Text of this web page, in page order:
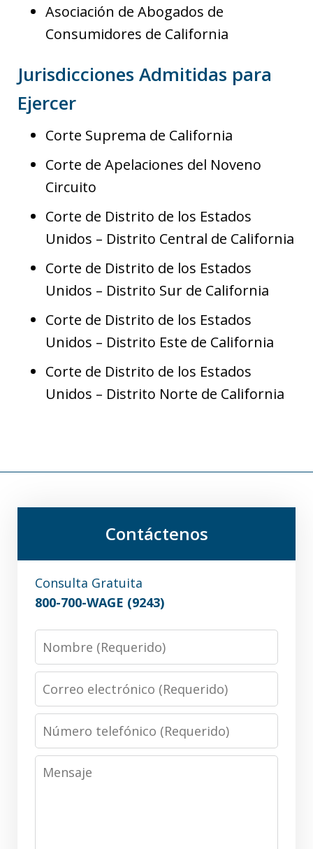
Asociación de Abogados de
Consumidores de California
Jurisdicciones Admitidas para
Ejercer
Corte Suprema de California
Corte de Apelaciones del Noveno
Circuito
Corte de Distrito de los Estados
Unidos – Distrito Central de California
Corte de Distrito de los Estados
Unidos – Distrito Sur de California
Corte de Distrito de los Estados
Unidos – Distrito Este de California
Corte de Distrito de los Estados
Unidos – Distrito Norte de California
Contáctenos
Consulta Gratuita
800-700-WAGE (9243)
Nombre
Correo
electrónico
Número
telefónico
Mensaje